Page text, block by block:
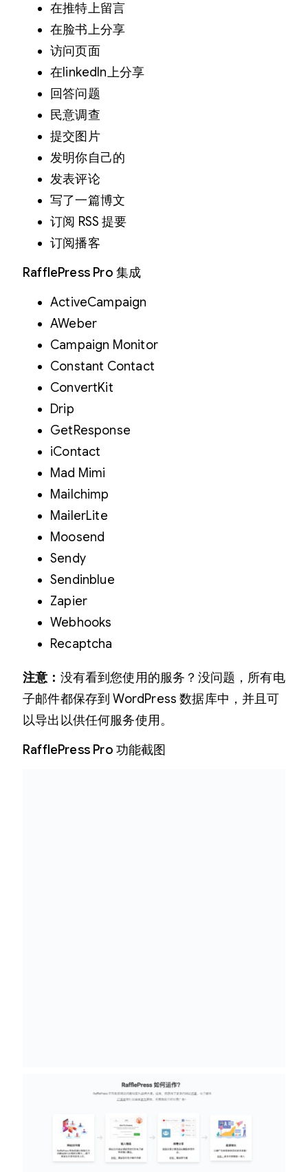
在推特上留言
在脸书上分享
访问页面
在linkedIn上分享
回答问题
民意调查
提交图片
发明你自己的
发表评论
写了一篇博文
订阅 RSS 提要
订阅播客
RafflePress Pro 集成
ActiveCampaign
AWeber
Campaign Monitor
Constant Contact
ConvertKit
Drip
GetResponse
iContact
Mad Mimi
Mailchimp
MailerLite
Moosend
Sendy
Sendinblue
Zapier
Webhooks
Recaptcha
注意： 没有看到您使用的服务？没问题，所有电
子邮件都保存到 WordPress 数据库中，并且可
以导出以供任何服务使用。
RafflePress Pro 功能截图